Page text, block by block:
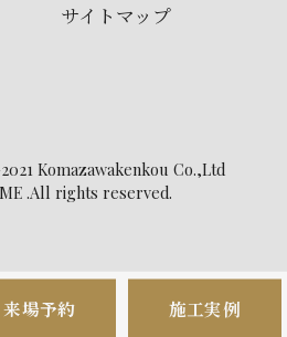
サイトマップ
Komazawakenkou Co.,Ltd
.All rights reserved.
来場予約 施工実例